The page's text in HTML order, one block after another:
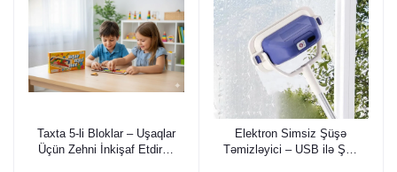
Taxta 5-li Bloklar – Uşaqlar
Üçün Zehni İnkişaf Etdirən
Elektron Simsiz Şüşə
Təmizləyici – USB ilə Şarj